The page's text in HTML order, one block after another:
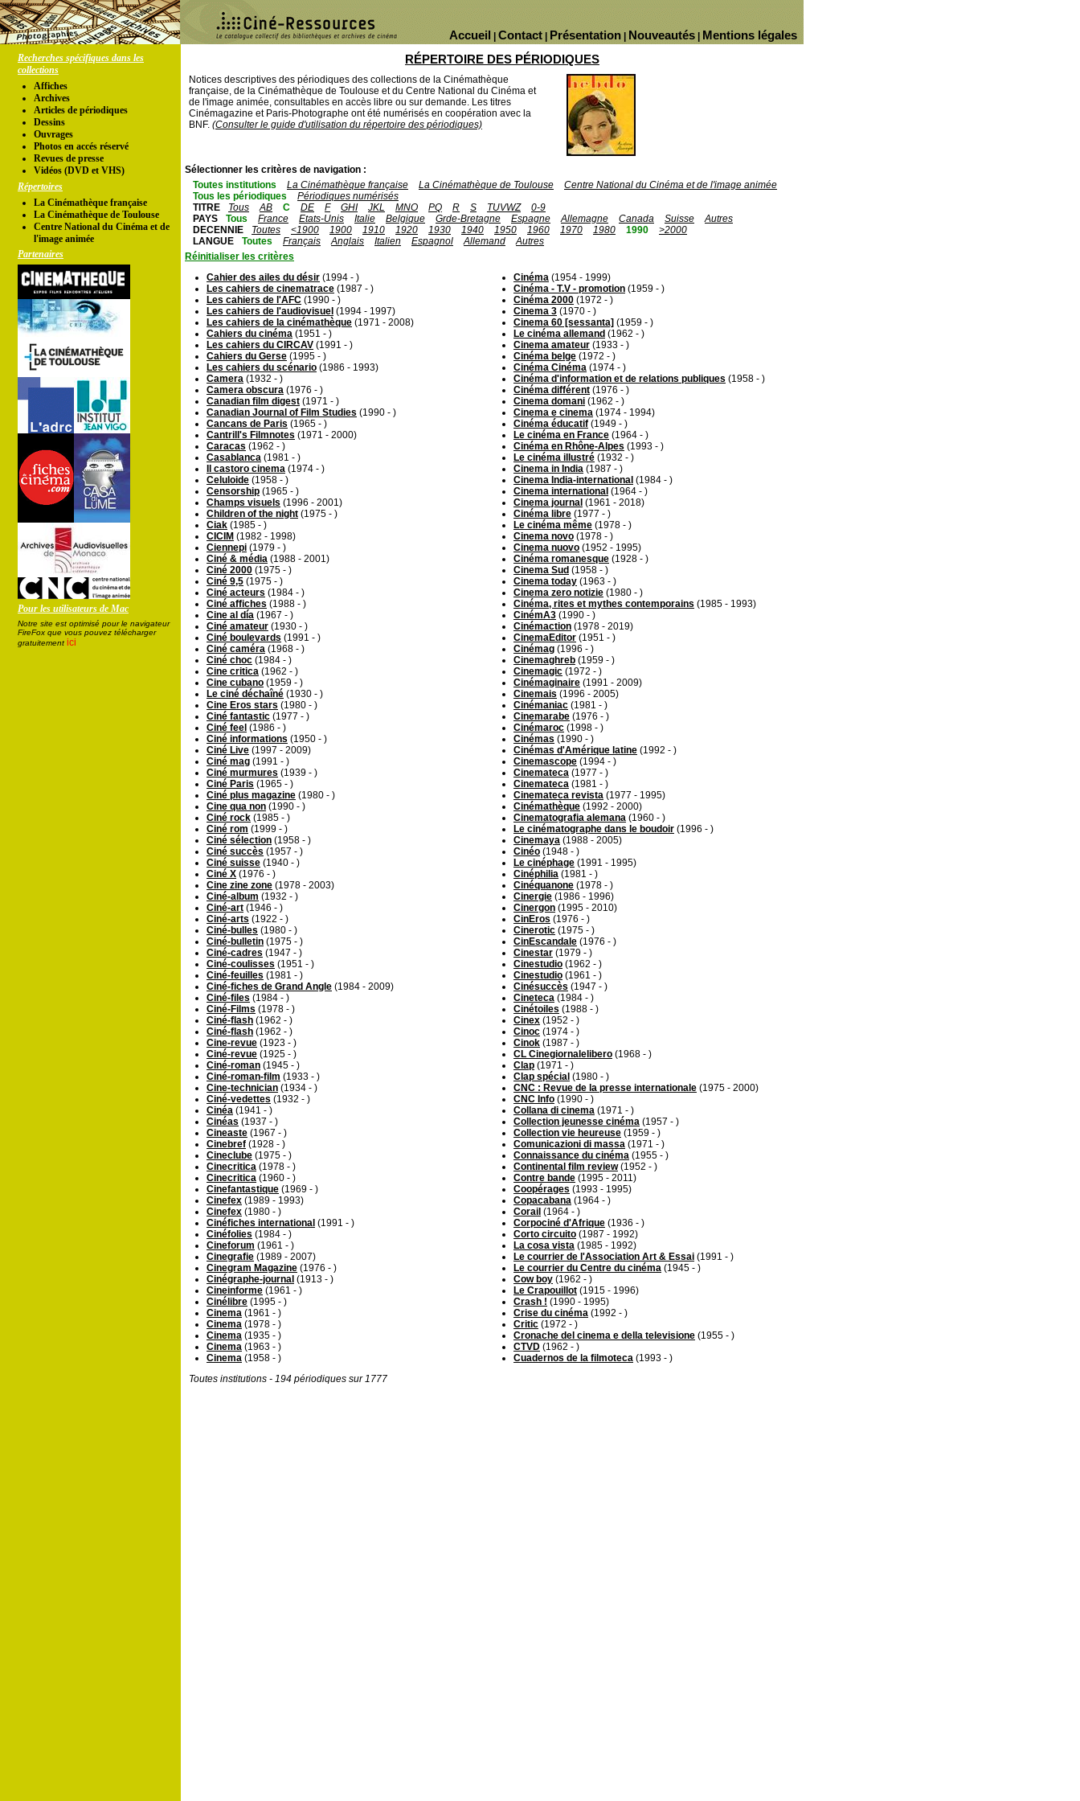
Mentions légales
Nouveautés
Présentation
Contact
Accueil
Recherches spécifiques dans les
collections
Affiches
Archives
Articles de périodiques
Dessins
Ouvrages
Photos en accés réservé
Revues de presse
Vidéos (DVD et VHS)
Répertoires
La Cinémathèque française
La Cinémathèque de Toulouse
Centre National du Cinéma et de
l'image animée
Partenaires
Pour les utilisateurs de Mac
Notre site est optimisé pour le navigateur
FireFox que vous pouvez télécharger
gratuitement ici
RÉPERTOIRE DES PÉRIODIQUES
Notices descriptives des périodiques des collections de la Cinémathèque
française, de la Cinémathèque de Toulouse et du Centre National du Cinéma et
de l'image animée, consultables en accès libre ou sur demande. Les titres
Cinémagazine et Paris-Photographe ont été numérisés en coopération avec la
BNF. (Consulter le guide d'utilisation du répertoire des périodiques)
Sélectionner les critères de navigation :
Toutes institutions
La Cinémathèque française La Cinémathèque de Toulouse
Centre National du Cinéma et de l'image animée
Tous les périodiques
Périodiques numérisés
TITRE
Tous AB C DE F GHI JKL MNO PQ R S TUVWZ
0-9
PAYS
Tous France Etats-Unis Italie Belgique Grde-Bretagne Espagne Allemagne Canada Suisse
Autres
DECENNIE
Toutes <1900 1900 1910 1920 1930 1940 1950 1960 1970 1980 1990
>2000
LANGUE
Toutes Français Anglais Italien Espagnol Allemand
Autres
Réinitialiser les critères
Cahier des ailes du désir (1994 - )
Les cahiers de cinematrace (1987 - )
Les cahiers de l'AFC (1990 - )
Les cahiers de l'audiovisuel (1994 - 1997)
Les cahiers de la cinémathèque (1971 - 2008)
Cahiers du cinéma (1951 - )
Les cahiers du CIRCAV (1991 - )
Cahiers du Gerse (1995 - )
Les cahiers du scénario (1986 - 1993)
Camera (1932 - )
Camera obscura (1976 - )
Canadian film digest (1971 - )
Canadian Journal of Film Studies (1990 - )
Cancans de Paris (1965 - )
Cantrill's Filmnotes (1971 - 2000)
Caracas (1962 - )
Casablanca (1981 - )
Il castoro cinema (1974 - )
Celuloide (1958 - )
Censorship (1965 - )
Champs visuels (1996 - 2001)
Children of the night (1975 - )
Ciak (1985 - )
CICIM (1982 - 1998)
Ciennepi (1979 - )
Ciné & média (1988 - 2001)
Ciné 2000 (1975 - )
Ciné 9,5 (1975 - )
Ciné acteurs (1984 - )
Ciné affiches (1988 - )
Cine al día (1967 - )
Ciné amateur (1930 - )
Ciné boulevards (1991 - )
Ciné caméra (1968 - )
Ciné choc (1984 - )
Cine critica (1962 - )
Cine cubano (1959 - )
Le ciné déchaîné (1930 - )
Cine Eros stars (1980 - )
Ciné fantastic (1977 - )
Ciné feel (1986 - )
Ciné informations (1950 - )
Ciné Live (1997 - 2009)
Ciné mag (1991 - )
Ciné murmures (1939 - )
Ciné Paris (1965 - )
Ciné plus magazine (1980 - )
Cine qua non (1990 - )
Ciné rock (1985 - )
Ciné rom (1999 - )
Ciné sélection (1958 - )
Ciné succès (1957 - )
Ciné suisse (1940 - )
Ciné X (1976 - )
Cine zine zone (1978 - 2003)
Ciné-album (1932 - )
Ciné-art (1946 - )
Ciné-arts (1922 - )
Ciné-bulles (1980 - )
Ciné-bulletin (1975 - )
Ciné-cadres (1947 - )
Ciné-coulisses (1951 - )
Ciné-feuilles (1981 - )
Ciné-fiches de Grand Angle (1984 - 2009)
Ciné-files (1984 - )
Ciné-Films (1978 - )
Ciné-flash (1962 - )
Ciné-flash (1962 - )
Cine-revue (1923 - )
Ciné-revue (1925 - )
Ciné-roman (1945 - )
Ciné-roman-film (1933 - )
Cine-technician (1934 - )
Ciné-vedettes (1932 - )
Cinéa (1941 - )
Cinéas (1937 - )
Cineaste (1967 - )
Cinebref (1928 - )
Cineclube (1975 - )
Cinecritica (1978 - )
Cinecritica (1960 - )
Cinefantastique (1969 - )
Cinefex (1989 - 1993)
Cinefex (1980 - )
Cinéfiches international (1991 - )
Cinéfolies (1984 - )
Cineforum (1961 - )
Cinegrafie (1989 - 2007)
Cinegram Magazine (1976 - )
Cinégraphe-journal (1913 - )
Cineinforme (1961 - )
Cinélibre (1995 - )
Cinema (1961 - )
Cinema (1978 - )
Cinema (1935 - )
Cinema (1963 - )
Cinema (1958 - )
Cinéma (1954 - 1999)
Cinéma - T.V - promotion (1959 - )
Cinéma 2000 (1972 - )
Cinema 3 (1970 - )
Cinema 60 [sessanta] (1959 - )
Le cinéma allemand (1962 - )
Cinema amateur (1933 - )
Cinéma belge (1972 - )
Cinéma Cinéma (1974 - )
Cinéma d'information et de relations publiques (1958 - )
Cinéma différent (1976 - )
Cinema domani (1962 - )
Cinema e cinema (1974 - 1994)
Cinéma éducatif (1949 - )
Le cinéma en France (1964 - )
Cinéma en Rhône-Alpes (1993 - )
Le cinéma illustré (1932 - )
Cinema in India (1987 - )
Cinema India-international (1984 - )
Cinema international (1964 - )
Cinema journal (1961 - 2018)
Cinéma libre (1977 - )
Le cinéma même (1978 - )
Cinema novo (1978 - )
Cinema nuovo (1952 - 1995)
Cinéma romanesque (1928 - )
Cinema Sud (1958 - )
Cinema today (1963 - )
Cinema zero notizie (1980 - )
Cinéma, rites et mythes contemporains (1985 - 1993)
CinémA3 (1990 - )
Cinémaction (1978 - 2019)
CinemaEditor (1951 - )
Cinémag (1996 - )
Cinemaghreb (1959 - )
Cinemagic (1972 - )
Cinémaginaire (1991 - 2009)
Cinemais (1996 - 2005)
Cinémaniac (1981 - )
Cinemarabe (1976 - )
Cinémaroc (1998 - )
Cinémas (1990 - )
Cinémas d'Amérique latine (1992 - )
Cinemascope (1994 - )
Cinemateca (1977 - )
Cinemateca (1981 - )
Cinemateca revista (1977 - 1995)
Cinémathèque (1992 - 2000)
Cinematografia alemana (1960 - )
Le cinématographe dans le boudoir (1996 - )
Cinemaya (1988 - 2005)
Cinéo (1948 - )
Le cinéphage (1991 - 1995)
Cinéphilia (1981 - )
Cinéquanone (1978 - )
Cinergie (1986 - 1996)
Cinergon (1995 - 2010)
CinEros (1976 - )
Cinerotic (1975 - )
CinEscandale (1976 - )
Cinestar (1979 - )
Cinestudio (1962 - )
Cinestudio (1961 - )
Cinésuccès (1947 - )
Cineteca (1984 - )
Cinétoiles (1988 - )
Cinex (1952 - )
Cinoc (1974 - )
Cinok (1987 - )
CL Cinegiornalelibero (1968 - )
Clap (1971 - )
Clap spécial (1980 - )
CNC : Revue de la presse internationale (1975 - 2000)
CNC Info (1990 - )
Collana di cinema (1971 - )
Collection jeunesse cinéma (1957 - )
Collection vie heureuse (1959 - )
Comunicazioni di massa (1971 - )
Connaissance du cinéma (1955 - )
Continental film review(1952 - )
Contre bande (1995 - 2011)
Coopérages (1993 - 1995)
Copacabana (1964 - )
Corail (1964 - )
Corpociné d'Afrique (1936 - )
Corto circuito (1987 - 1992)
La cosa vista (1985 - 1992)
Le courrier de l'Association Art & Essai (1991 - )
Le courrier du Centre du cinéma (1945 - )
Cow boy (1962 - )
Le Crapouillot (1915 - 1996)
Crash ! (1990 - 1995)
Crise du cinéma (1992 - )
Critic (1972 - )
Cronache del cinema e della televisione (1955 - )
CTVD (1962 - )
Cuadernos de la filmoteca (1993 - )
Toutes institutions - 194 périodiques sur 1777